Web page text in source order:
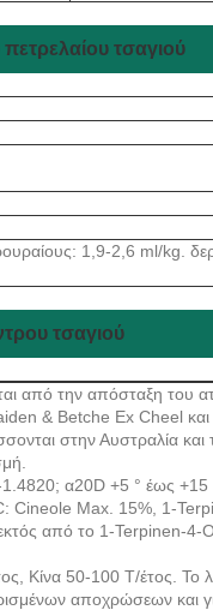
τσαγιού
1,9-2,6 ml/kg.
τσαγιού
από την απόσταξη του
& Betche Ex Cheel
στην Αυστραλία και
α20D +5 ° έως +15
Cineole Max. 15%, 1-
από το 1-Terpinen-4-
Κίνα 50-100 T/έτος. Το
αποχρώσεων και